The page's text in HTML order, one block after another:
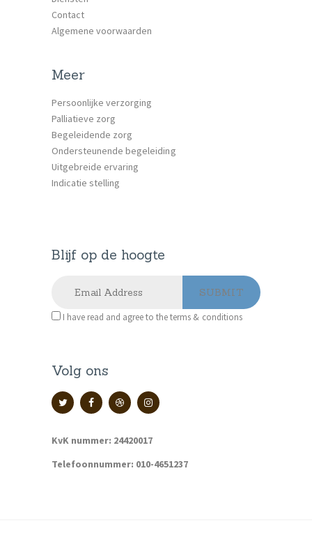
Contact
Algemene voorwaarden
Meer
Persoonlijke verzorging
Palliatieve zorg
Begeleidende zorg
Ondersteunende begeleiding
Uitgebreide ervaring
Indicatie stelling
Blijf op de hoogte
I have read and agree to the terms & conditions
Volg ons
KvK nummer: 24420017
Telefoonnummer: 010-4651237